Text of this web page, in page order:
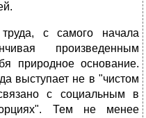
с самого начала
произведенным
природное основание.
выступает не в "чистом
с социальным в
Тем не менее